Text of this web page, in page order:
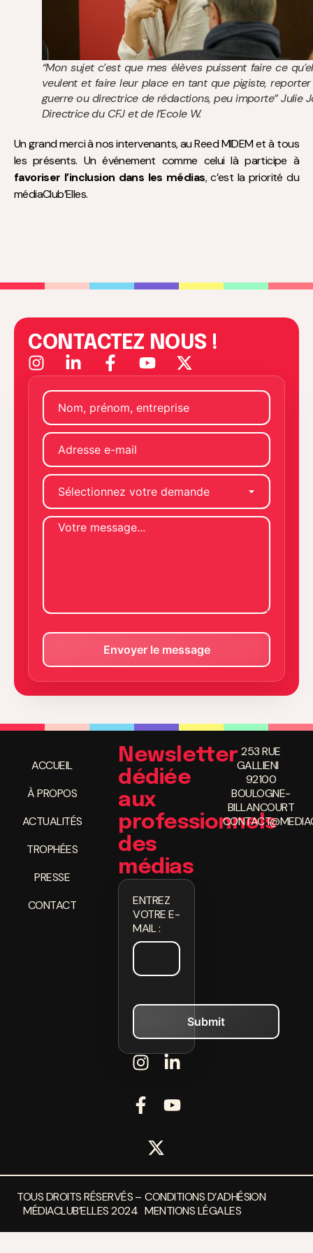
“Mon sujet c’est que mes élèves puissent faire ce
veulent et faire leur place en tant que pigiste,
guerre ou directrice de rédactions, peu importe” Julie
Directrice du CFJ et de l’Ecole W.
Un grand merci à nos intervenants, au Reed MIDEM et à tous
les présents. Un événement comme celui là participe à
favoriser l’inclusion dans les médias, c’est la priorité du
médiaClub’Elles.
CONTACTEZ NOUS !
ACCUEIL
À PROPOS
ACTUALITÉS
TROPHÉES
PRESSE
CONTACT
Newsletter
dédiée
aux
professionnels
des
médias
ENTREZ
VOTRE E-
MAIL :
253 RUE
GALLIENI
92100
BOULOGNE-
BILLANCOURT
TOUS DROITS RÉSERVÉS –
MÉDIACLUB’ELLES 2024
CONDITIONS D’ADHÉSION
MENTIONS LÉGALES